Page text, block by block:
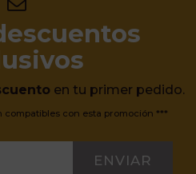
en tu primer pedido.
con esta promoción ***
ENVIAR